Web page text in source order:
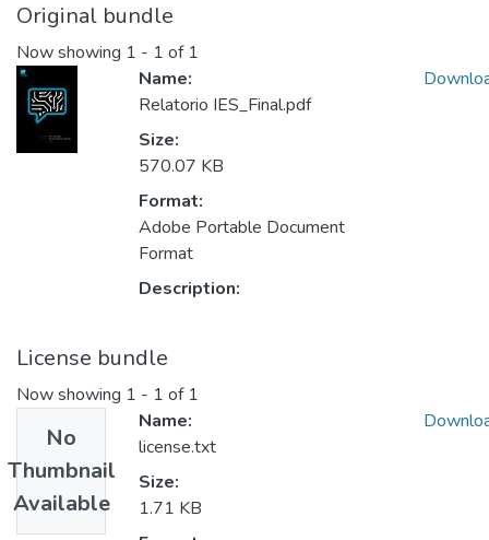
Original bundle
Now showing 1 - 1 of 1
Name:
Relatorio IES_Final.pdf
Size:
570.07 KB
Format:
Adobe Portable Document
Format
Description:
License bundle
Now showing 1 - 1 of 1
No
Thumbnail
Available
Name:
license.txt
Size:
1.71 KB